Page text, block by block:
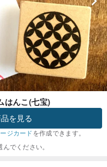
んこ(七宝)
を見る
ジカードを作成できます。
でください。